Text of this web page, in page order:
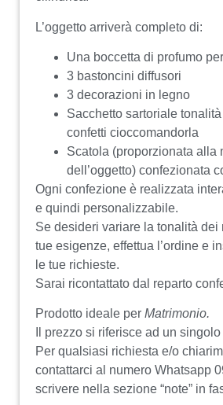
L’oggetto arriverà completo di:
Una boccetta di profumo
3 bastoncini diffusori
3 decorazioni in legno
Sacchetto sartoriale
confetti cioccomandorla
Scatola (proporzionata alla
dell’oggetto) confezionata
Ogni confezione è realizzata
e quindi personalizzabile.
Se desideri variare la tonalità dei
tue esigenze, effettua l’ordine e
le tue richieste.
Sarai ricontattato dal reparto
Prodotto ideale per Matrimonio.
Il prezzo si riferisce ad un
Per qualsiasi richiesta e/o
contattarci al numero Whatsapp
scrivere nella sezione “note” in